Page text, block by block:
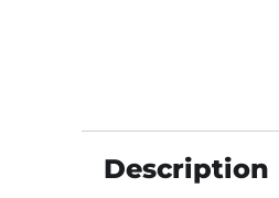
Description